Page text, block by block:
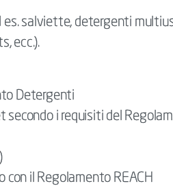
salviette, detergenti
ecc.).
Detergenti
i requisiti del
con il Regolamento REACH